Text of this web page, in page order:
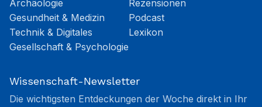
Archäologie
Gesundheit & Medizin
Technik & Digitales
Gesellschaft & Psychologie
Rezensionen
Podcast
Lexikon
Wissenschaft-Newsletter
Die wichtigsten Entdeckungen der Woche direkt in Ihr